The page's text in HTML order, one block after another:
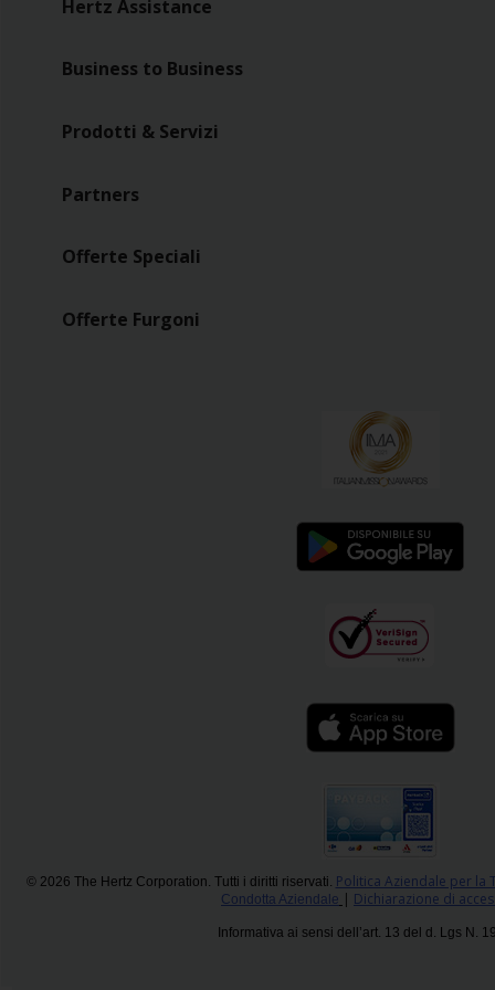
Hertz Assistance
Business to Business
Prodotti & Servizi
Partners
Offerte Speciali
Offerte Furgoni
© 2026 The Hertz Corporation. Tutti i diritti riservati. Politica Aziendale per la
Condotta Aziendale | Dichiarazione di
Informativa ai sensi dell’art. 13 del d. Lgs N.